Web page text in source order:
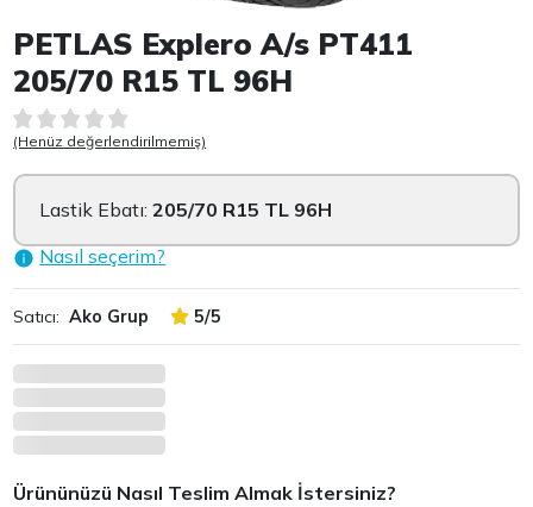
Item 1 of 1
PETLAS Explero A/s PT411
205/70 R15 TL 96H
(Henüz değerlendirilmemiş)
Lastik Ebatı:205/70 R15 TL 96H
Nasıl seçerim?
Satıcı: Ako Grup 5/5
Ürününüzü Nasıl Teslim Almak İstersiniz?